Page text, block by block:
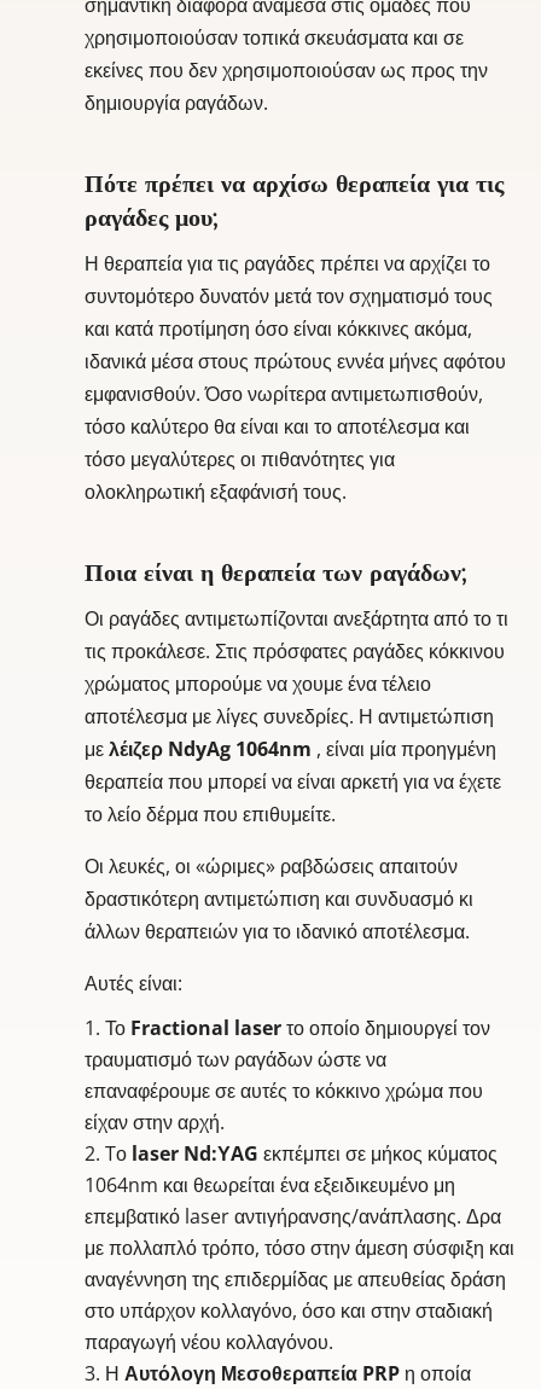
χρησιμοποιούσαν τοπικά σκευάσματα και σε
εκείνες που δεν χρησιμοποιούσαν ως προς την
δημιουργία ραγάδων.
Πότε πρέπει να αρχίσω θεραπεία για τις
ραγάδες μου;
Η θεραπεία για τις ραγάδες πρέπει να αρχίζει το
συντομότερο δυνατόν μετά τον σχηματισμό τους
και κατά προτίμηση όσο είναι κόκκινες ακόμα,
ιδανικά μέσα στους πρώτους εννέα μήνες αφότου
εμφανισθούν. Όσο νωρίτερα αντιμετωπισθούν,
τόσο καλύτερο θα είναι και το αποτέλεσμα και
τόσο μεγαλύτερες οι πιθανότητες για
ολοκληρωτική εξαφάνισή τους.
Ποια είναι η θεραπεία των ραγάδων;
Οι ραγάδες αντιμετωπίζονται ανεξάρτητα από το τι
τις προκάλεσε. Στις πρόσφατες ραγάδες κόκκινου
χρώματος μπορούμε να χουμε ένα τέλειο
αποτέλεσμα με λίγες συνεδρίες. Η αντιμετώπιση
μελέιζερ NdyAg 1064nm , είναι μία προηγμένη
θεραπεία που μπορεί να είναι αρκετή για να έχετε
το λείο δέρμα που επιθυμείτε.
Οι λευκές, οι «ώριμες» ραβδώσεις απαιτούν
δραστικότερη αντιμετώπιση και συνδυασμό κι
άλλων θεραπειών για το ιδανικό αποτέλεσμα.
Αυτές είναι:
Το Fractional laserτο οποίο δημιουργεί τον
τραυματισμό των ραγάδων ώστε να
επαναφέρουμε σε αυτές το κόκκινο χρώμα που
είχαν στην αρχή.
Tο laser Nd:ΥAG εκπέμπει σε μήκος κύματος
1064nm και θεωρείται ένα εξειδικευμένο μη
επεμβατικό laser αντιγήρανσης/ανάπλασης. Δρα
με πολλαπλό τρόπο, τόσο στην άμεση σύσφιξη και
αναγέννηση της επιδερμίδας με απευθείας δράση
στο υπάρχον κολλαγόνο, όσο και στην σταδιακή
παραγωγή νέου κολλαγόνου.
Η Αυτόλογη Μεσοθεραπεία PRP η οποία